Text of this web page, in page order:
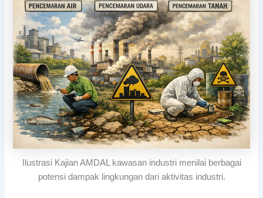
Ilustrasi Kajian AMDAL kawasan industri menilai berbagai
potensi dampak lingkungan dari aktivitas industri.